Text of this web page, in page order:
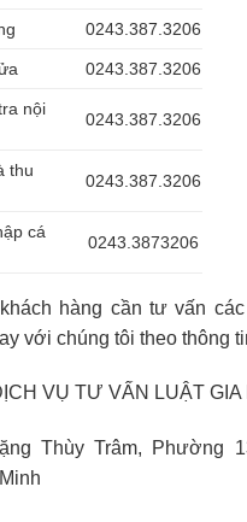
0243.387.3206
0243.387.3206
nội
0243.387.3206
thu
0243.387.3206
cá
0243.3873206
hàng cần tư vấn
với chúng tôi theo thông
VỤ TƯ VẤN LUẬT GIA
Thùy Trâm, Phường